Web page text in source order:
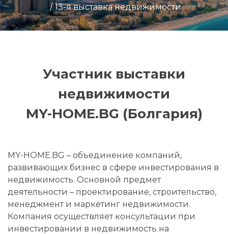
13-я выставка недвижимости
Участник выставки
недвижимости
MY-HOME.BG (Болгария)
MY-HOME.BG – объединение компаний,
развивающих бизнес в сфере инвестирования в
недвижимость. Основной предмет
деятельности – проектирование, строительство,
менеджмент и маркетинг недвижимости.
Компания осуществляет консультации при
инвестировании в недвижимость на